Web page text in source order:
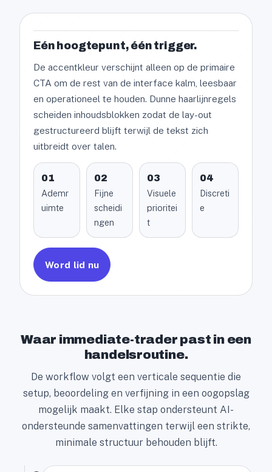
Eén hoogtepunt, één trigger.
De accentkleur verschijnt alleen op de primaire
CTA om de rest van de interface kalm, leesbaar
en operationeel te houden. Dunne haarlijnregels
scheiden inhoudsblokken zodat de lay-out
gestructureerd blijft terwijl de tekst zich
uitbreidt over talen.
01
Ademr
uimte
02
Fijne
scheidi
ngen
03
Visuele
prioritei
t
04
Discreti
e
Word lid nu
Waar immediate-trader past in een
handelsroutine.
De workflow volgt een verticale sequentie die
setup, beoordeling en verfijning in een oogopslag
mogelijk maakt. Elke stap ondersteunt AI-
ondersteunde samenvattingen terwijl een strikte,
minimale structuur behouden blijft.